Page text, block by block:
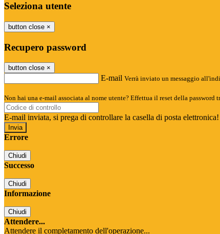
Seleziona utente
button close ×
Recupero password
button close ×
E-mail Verrà inviato un messaggio
Non hai una e-mail associata al nome utente? Effettua il reset della password
E-mail inviata, si prega di controllare la casella di posta elettronica!
Errore
Chiudi
Successo
Chiudi
Informazione
Chiudi
Attendere...
Attendere il completamento dell'operazione...